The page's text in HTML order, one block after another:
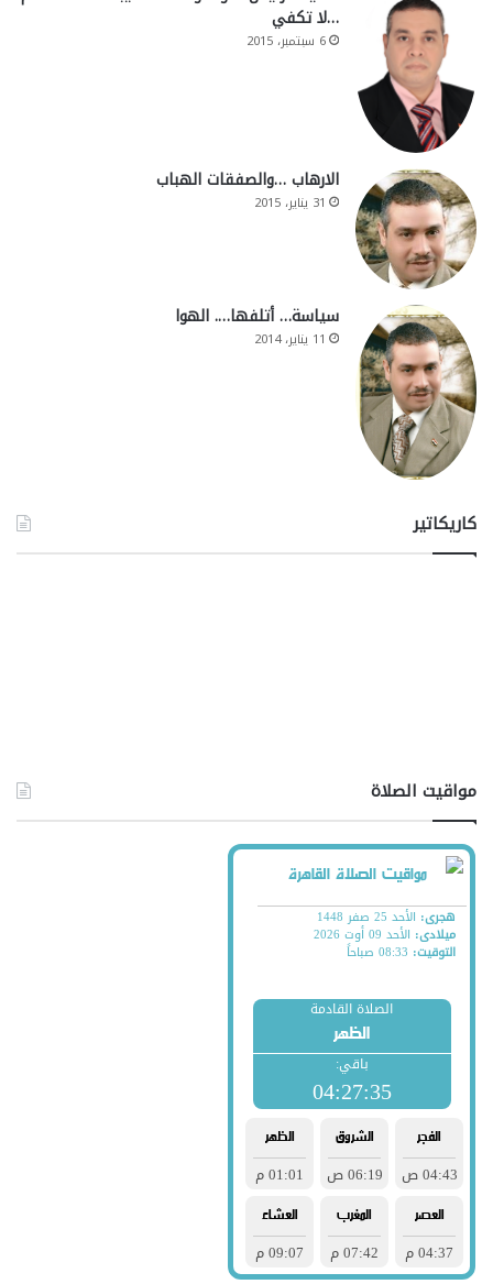
…لا تكفي
6 سبتمبر، 2015
الارهاب …والصفقات الهباب
31 يناير، 2015
سياسة… أتلفها…. الهوا
11 يناير، 2014
كاريكاتير
مواقيت الصلاة